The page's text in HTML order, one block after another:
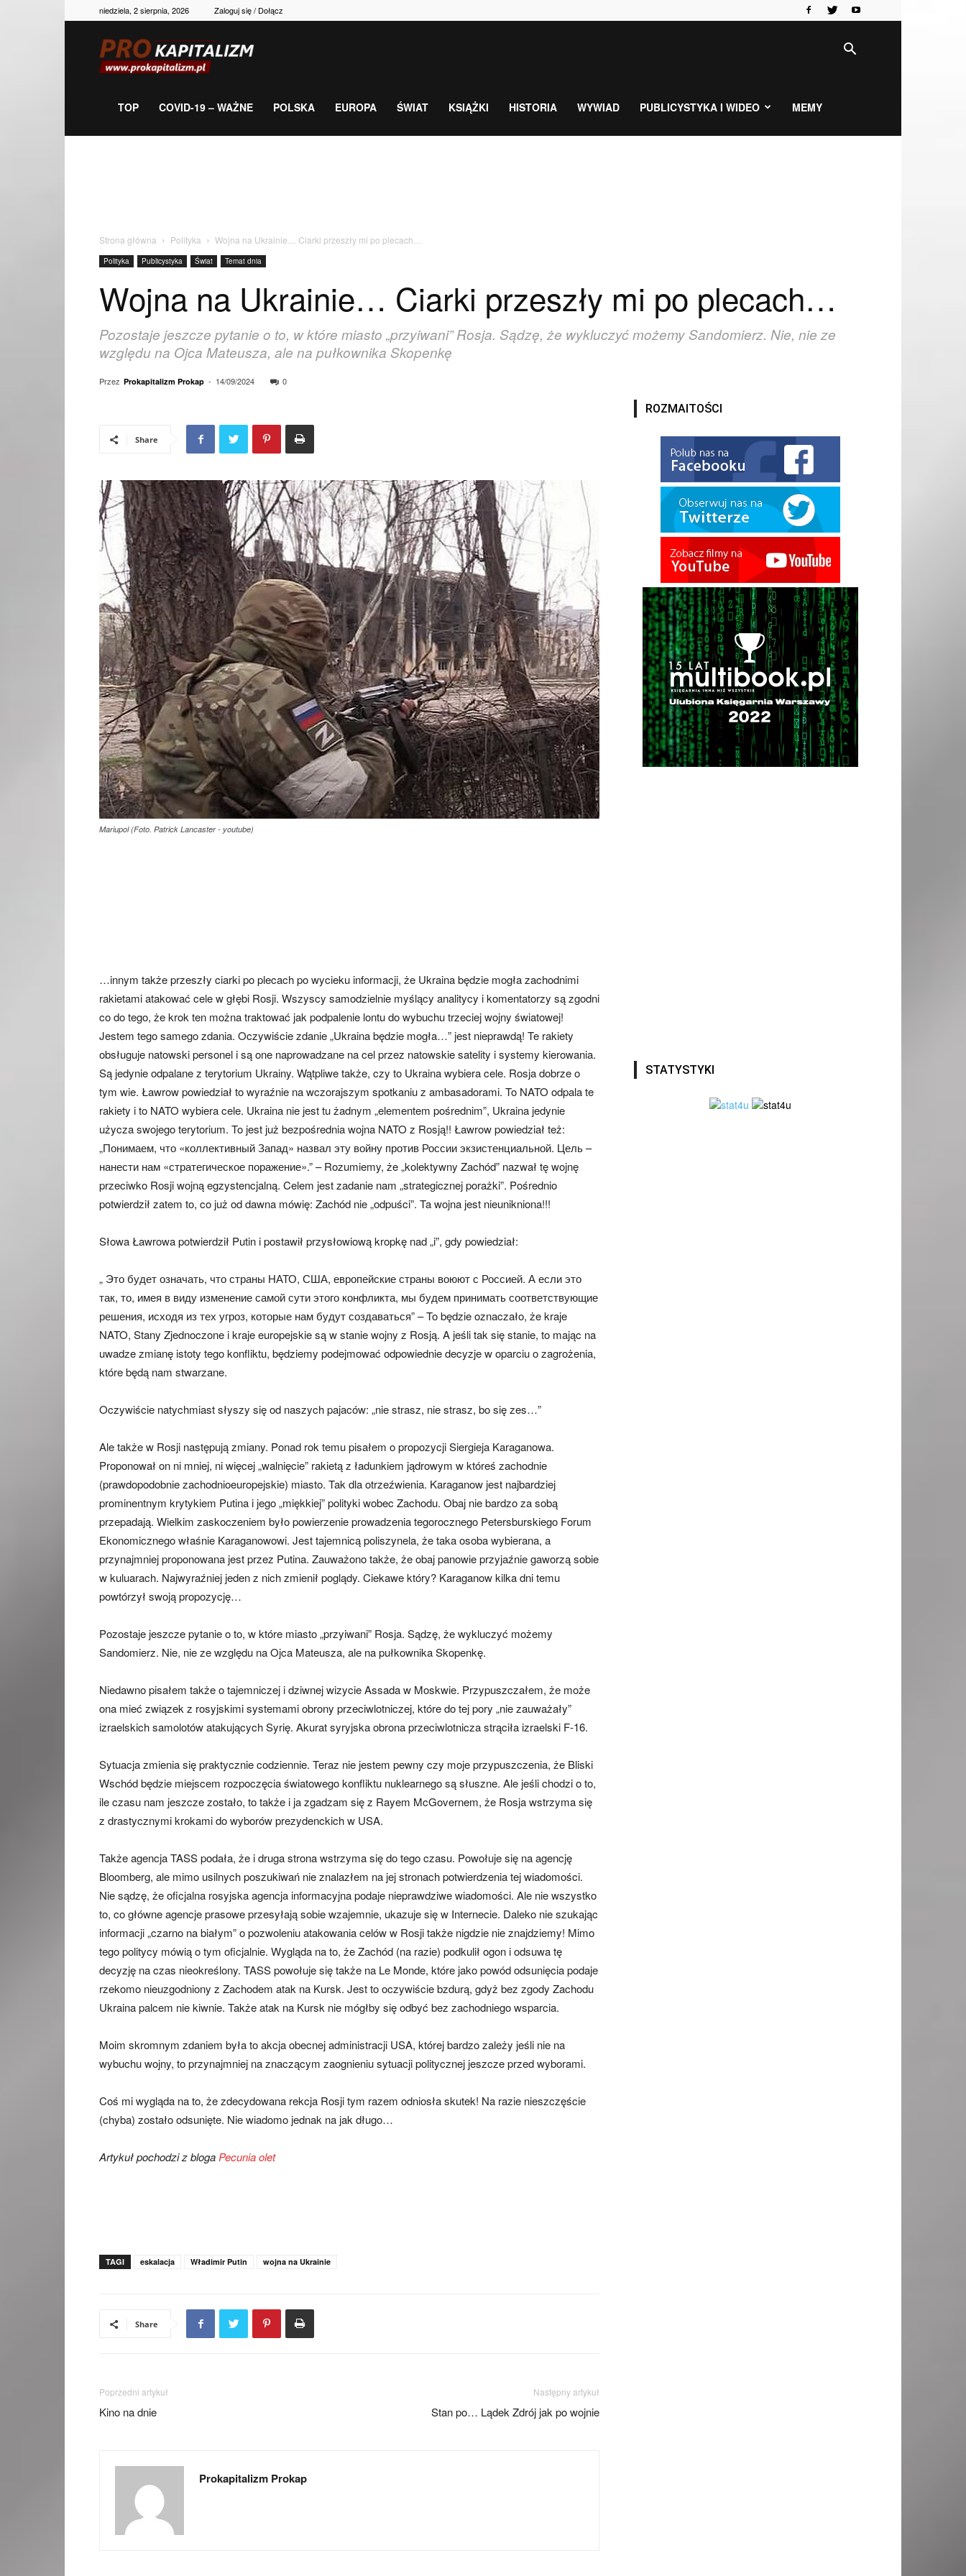
niedziela, 2 sierpnia, 2026 Zaloguj się / Dołącz
gospodarka,
TOP COVID-19 – WAŻNE POLSKA EUROPA ŚWIAT KSIĄŻKI HISTORIA WYWIAD PUBLICYSTYKA I WIDEO MEMY
Strona główna Polityka Wojna na Ukrainie… Ciarki przeszły mi po plecach…
Polityka Publicystyka Świat Temat dnia
Wojna na Ukrainie… Ciarki przeszły mi po plecach…
Pozostaje jeszcze pytanie o to, w które miasto „przyiwani” Rosja. Sądzę, że wykluczyć możemy Sandomierz. Nie, nie ze
względu na Ojca Mateusza, ale na pułkownika Skopenkę
Przez Prokapitalizm Prokap - 14/09/2024 0
Share
Mariupol (Foto. Patrick Lancaster - youtube)
…innym także przeszły ciarki po plecach po wycieku informacji, że Ukraina będzie mogła zachodnimi
rakietami atakować cele w głębi Rosji. Wszyscy samodzielnie myślący analitycy i komentatorzy są zgodni
co do tego, że krok ten można traktować jak podpalenie lontu do wybuchu trzeciej wojny światowej!
Jestem tego samego zdania. Oczywiście zdanie „Ukraina będzie mogła…” jest nieprawdą! Te rakiety
obsługuje natowski personel i są one naprowadzane na cel przez natowskie satelity i systemy kierowania.
Są jedynie odpalane z terytorium Ukrainy. Wątpliwe także, czy to Ukraina wybiera cele. Rosja dobrze o
tym wie. Ławrow powiedział to wyraźnie na wczorajszym spotkaniu z ambasadorami. To NATO odpala te
rakiety i to NATO wybiera cele. Ukraina nie jest tu żadnym „elementem pośrednim”, Ukraina jedynie
użycza swojego terytorium. To jest już bezpośrednia wojna NATO z Rosją!! Ławrow powiedział też:
„Понимаем, что «коллективный Запад» назвал эту войну против России экзистенциальной. Цель –
нанести нам «стратегическое поражение».” – Rozumiemy, że „kolektywny Zachód” nazwał tę wojnę
przeciwko Rosji wojną egzystencjalną. Celem jest zadanie nam „strategicznej porażki”. Pośrednio
potwierdził zatem to, co już od dawna mówię: Zachód nie „odpuści”. Ta wojna jest nieunikniona!!!
Słowa Ławrowa potwierdził Putin i postawił przysłowiową kropkę nad „i”, gdy powiedział:
„ Это будет означать, что страны НАТО, США, европейские страны воюют с Россией. А если это
так, то, имея в виду изменение самой сути этого конфликта, мы будем принимать соответствующие
решения, исходя из тех угроз, которые нам будут создаваться” – To będzie oznaczało, że kraje
NATO, Stany Zjednoczone i kraje europejskie są w stanie wojny z Rosją. A jeśli tak się stanie, to mając na
uwadze zmianę istoty tego konfliktu, będziemy podejmować odpowiednie decyzje w oparciu o zagrożenia,
które będą nam stwarzane.
Oczywiście natychmiast słyszy się od naszych pajaców: „nie strasz, nie strasz, bo się zes…”
Ale także w Rosji następują zmiany. Ponad rok temu pisałem o propozycji Siergieja Karaganowa.
Proponował on ni mniej, ni więcej „walnięcie” rakietą z ładunkiem jądrowym w któreś zachodnie
(prawdopodobnie zachodnioeuropejskie) miasto. Tak dla otrzeźwienia. Karaganow jest najbardziej
prominentnym krytykiem Putina i jego „miękkiej” polityki wobec Zachodu. Obaj nie bardzo za sobą
przepadają. Wielkim zaskoczeniem było powierzenie prowadzenia tegorocznego Petersburskiego Forum
Ekonomicznego właśnie Karaganowowi. Jest tajemnicą poliszynela, że taka osoba wybierana, a
przynajmniej proponowana jest przez Putina. Zauważono także, że obaj panowie przyjaźnie gaworzą sobie
w kuluarach. Najwyraźniej jeden z nich zmienił poglądy. Ciekawe który? Karaganow kilka dni temu
powtórzył swoją propozycję…
Pozostaje jeszcze pytanie o to, w które miasto „przyiwani” Rosja. Sądzę, że wykluczyć możemy
Sandomierz. Nie, nie ze względu na Ojca Mateusza, ale na pułkownika Skopenkę.
Niedawno pisałem także o tajemniczej i dziwnej wizycie Assada w Moskwie. Przypuszczałem, że może
ona mieć związek z rosyjskimi systemami obrony przeciwlotniczej, które do tej pory „nie zauważały”
izraelskich samolotów atakujących Syrię. Akurat syryjska obrona przeciwlotnicza strąciła izraelski F-16.
Sytuacja zmienia się praktycznie codziennie. Teraz nie jestem pewny czy moje przypuszczenia, że Bliski
Wschód będzie miejscem rozpoczęcia światowego konfliktu nuklearnego są słuszne. Ale jeśli chodzi o to,
ile czasu nam jeszcze zostało, to także i ja zgadzam się z Rayem McGovernem, że Rosja wstrzyma się
z drastycznymi krokami do wyborów prezydenckich w USA.
Także agencja TASS podała, że i druga strona wstrzyma się do tego czasu. Powołuje się na agencję
Bloomberg, ale mimo usilnych poszukiwań nie znalazłem na jej stronach potwierdzenia tej wiadomości.
Nie sądzę, że oficjalna rosyjska agencja informacyjna podaje nieprawdziwe wiadomości. Ale nie wszystko
to, co główne agencje prasowe przesyłają sobie wzajemnie, ukazuje się w Internecie. Daleko nie szukając
informacji „czarno na białym” o pozwoleniu atakowania celów w Rosji także nigdzie nie znajdziemy! Mimo
tego politycy mówią o tym oficjalnie. Wygląda na to, że Zachód (na razie) podkulił ogon i odsuwa tę
decyzję na czas nieokreślony. TASS powołuje się także na Le Monde, które jako powód odsunięcia podaje
rzekomo nieuzgodniony z Zachodem atak na Kursk. Jest to oczywiście bzdurą, gdyż bez zgody Zachodu
Ukraina palcem nie kiwnie. Także atak na Kursk nie mógłby się odbyć bez zachodniego wsparcia.
Moim skromnym zdaniem była to akcja obecnej administracji USA, której bardzo zależy jeśli nie na
wybuchu wojny, to przynajmniej na znaczącym zaognieniu sytuacji politycznej jeszcze przed wyborami.
Coś mi wygląda na to, że zdecydowana rekcja Rosji tym razem odniosła skutek! Na razie nieszczęście
(chyba) zostało odsunięte. Nie wiadomo jednak na jak długo…
Artykuł pochodzi z bloga Pecunia olet
TAGI eskalacja Władimir Putin wojna na Ukrainie
Share
Poprzedni artykuł
Kino na dnie
Następny artykuł
Stan po… Lądek Zdrój jak po wojnie
Prokapitalizm Prokap
ROZMAITOŚCI
STATYSTYKI